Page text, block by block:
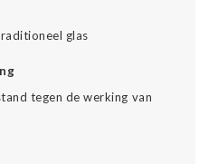
glas
tegen de werking van